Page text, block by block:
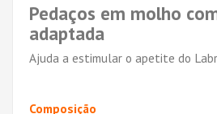
Pedaços em molho
adaptada
Ajuda a estimular o apetite do
Composição